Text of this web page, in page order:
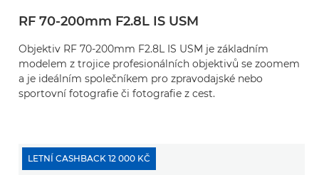
RF 70-200mm F2.8L IS USM
Objektiv RF 70-200mm F2.8L IS USM je základním
modelem z trojice profesionálních objektivů se zoomem
a je ideálním společníkem pro zpravodajské nebo
sportovní fotografie či fotografie z cest.
LETNÍ CASHBACK 12 000 KČ